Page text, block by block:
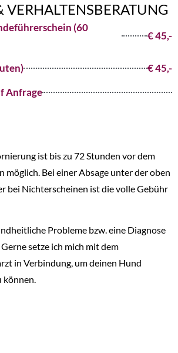
ist bis zu 72 Stunden vor dem
möglich. Bei einer Absage unter der oben
bei Nichterscheinen ist die volle Gebühr
Probleme bzw. eine Diagnose
setze ich mich mit dem
in Verbindung, um deinen Hund
können.
VERHALTENSBERATUNG
(60
€ 45,-
€ 45,-
Anfrage